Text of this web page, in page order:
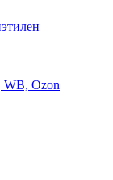
WB, Ozon